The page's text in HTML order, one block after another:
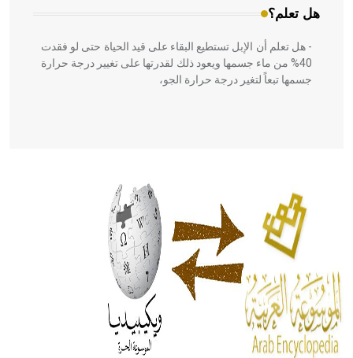
هل تعلم؟
- هل تعلم أن الإبل تستطيع البقاء على قيد الحياة حتى لو فقدت
40% من ماء جسمها ويعود ذلك لقدرتها على تغيير درجة حرارة
جسمها تبعاً لتغير درجة حرارة الجو،
الحكم، الأدلة، تنظيم التغذية، ورسالته في جروح الرأس. ويعود
له الفضل بأنه حرر الطب من الدين والفلسفة.
- هل تعلم أن المرجان إفراز حيواني يتكون في البحر ويتركب
من مادة كربونات الكلسيوم، وهو أحمر أو شديد الحمرة وهو
أجود أنواعه، ويمتاز بكبر الحجم ويسمى الش